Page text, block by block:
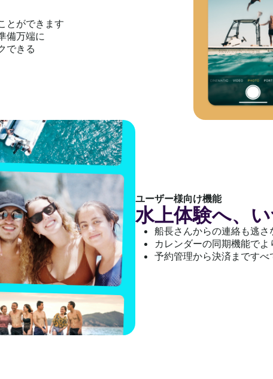
とができます
備万端に
できる
ユーザー様向け機能
水上体験へ、
船長さんからの連絡も逃さ
カレンダーの同期機能でよ
予約管理から決済まですべ